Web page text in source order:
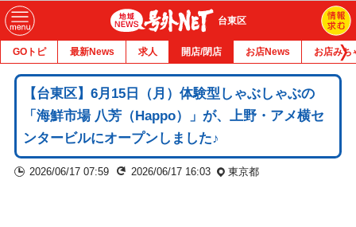
台東区
GOトピ 最新News 求人 開店/閉店 お店News お店みち
【台東区】6月15日（月）体験型しゃぶしゃぶの
「海鮮市場 八芳（Happo）」が、上野・アメ横セ
ンタービルにオープンしました♪
2026/06/17 07:59 2026/06/17 16:03 東京都